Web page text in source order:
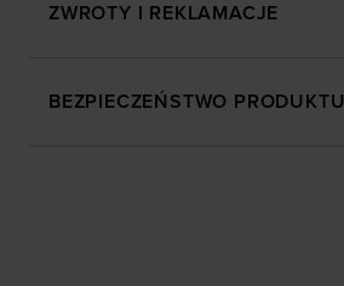
ZWROTY I REKLAMACJE
BEZPIECZEŃSTWO PRODUKTU